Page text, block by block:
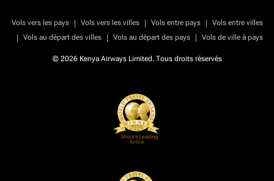
Vols vers les pays | Vols vers les villes | Vols entre pays |
Vols entre villes
|
Vols au départ des villes | Vols au départ des pays | Vols de ville à pays
© 2026 Kenya Airways Limited. Tous droits réservés